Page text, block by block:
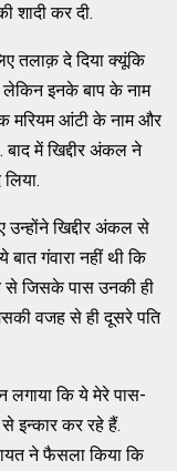
शादी कर दी.
तलाक़ दे दिया क्यूंकि
लेकिन इनके बाप के नाम
मरियम आंटी के नाम और
में खिद्दीर अंकल ने
उन्होंने खिद्दीर अंकल से
गंवारा नहीं थी कि
से जिसके पास उनकी ही
वजह से ही दूसरे पति
कि ये मेरे पास-
इन्कार कर रहे हैं.
ने फैसला किया कि